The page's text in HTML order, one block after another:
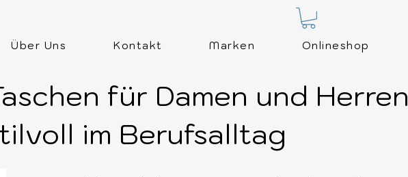
Über Uns Kontakt Marken Onlineshop
für Damen und Herren
im Berufsalltag